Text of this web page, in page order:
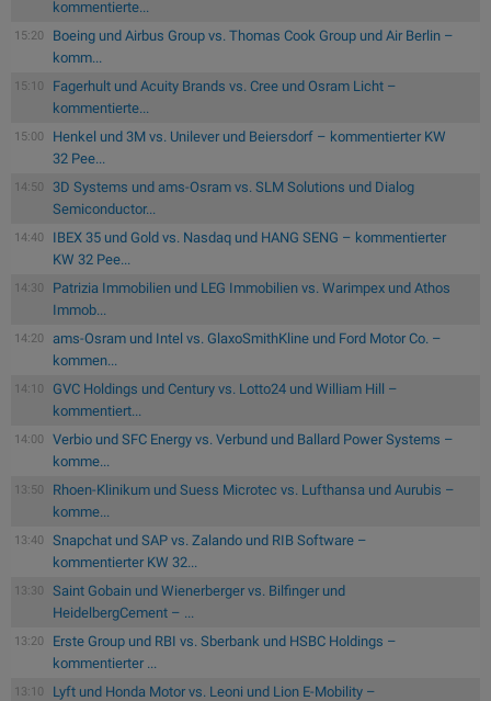
kommentierte...
15:20
Boeing und Airbus Group vs. Thomas Cook Group und Air Berlin –
komm...
15:10
Fagerhult und Acuity Brands vs. Cree und Osram Licht –
kommentierte...
15:00
Henkel und 3M vs. Unilever und Beiersdorf – kommentierter KW
32 Pee...
14:50
3D Systems und ams-Osram vs. SLM Solutions und Dialog
Semiconductor...
14:40
IBEX 35 und Gold vs. Nasdaq und HANG SENG – kommentierter
KW 32 Pee...
14:30
Patrizia Immobilien und LEG Immobilien vs. Warimpex und Athos
Immob...
14:20
ams-Osram und Intel vs. GlaxoSmithKline und Ford Motor Co. –
kommen...
14:10
GVC Holdings und Century vs. Lotto24 und William Hill –
kommentiert...
14:00
Verbio und SFC Energy vs. Verbund und Ballard Power Systems –
komme...
13:50
Rhoen-Klinikum und Suess Microtec vs. Lufthansa und Aurubis –
komme...
13:40
Snapchat und SAP vs. Zalando und RIB Software –
kommentierter KW 32...
13:30
Saint Gobain und Wienerberger vs. Bilfinger und
HeidelbergCement – ...
13:20
Erste Group und RBI vs. Sberbank und HSBC Holdings –
kommentierter ...
13:10
Lyft und Honda Motor vs. Leoni und Lion E-Mobility –